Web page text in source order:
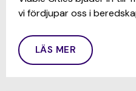
vi fördjupar oss i
LÄS MER